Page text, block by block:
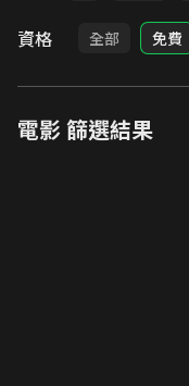
資格 全部 免費
電影篩選結果